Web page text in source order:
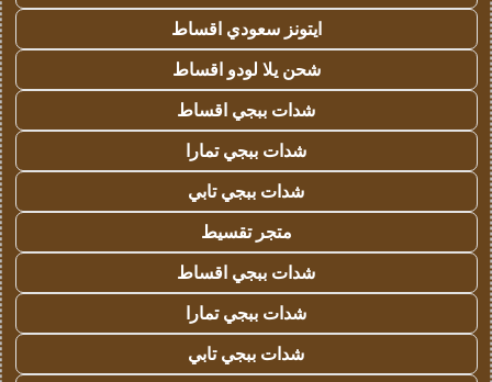
ايتونز سعودي اقساط
شحن يلا لودو اقساط
شدات ببجي اقساط
شدات ببجي تمارا
شدات ببجي تابي
متجر تقسيط
شدات ببجي اقساط
شدات ببجي تمارا
شدات ببجي تابي